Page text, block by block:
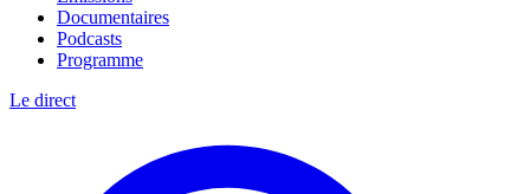
Documentaires
Podcasts
Programme
Le direct